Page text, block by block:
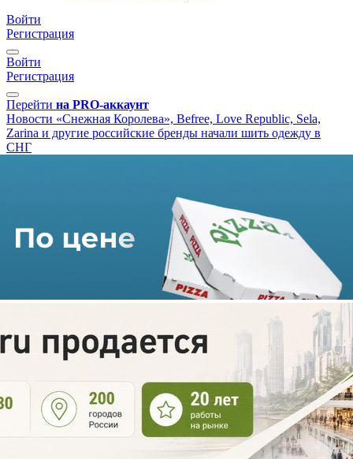
Войти
Регистрация
Войти
Регистрация
Перейти на PRO-аккаунт
Новости «Снежная Королева», Befree, Love Republic, Sela,
Zarina и другие российские бренды начали шить одежду в
СНГ
«Снежная Королева», Befree,
Love Republic, Sela, Zarina и
другие российские бренды
начали шить одежду в СНГ